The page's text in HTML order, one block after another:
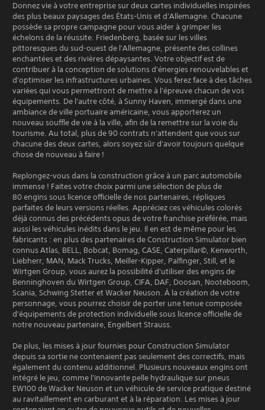
Donnez vie à votre entreprise sur deux cartes individuelles inspirées
des plus beaux paysages des États-Unis et d'Allemagne. Chacune
possède sa propre campagne pour vous aider à grimper les
échelons de la réussite. Friedenberg, basée sur les villes
pittoresques du sud-ouest de l'Allemagne, présente des collines
enchantées et des rivières dépaysantes. Votre objectif est de
contribuer à la conception de solutions d'énergies renouvelables et
d'optimiser les infrastructures urbaines. Vous ferez face à des tâches
variées qui vous permettront de mettre à l'épreuve chacun de vos
équipements. De l'autre côté, à Sunny Haven, immergé dans une
ambiance de ville portuaire américaine, vous apporterez un
nouveau souffle de vie à la ville, afin de la remettre sur la voie du
tourisme. Au total, plus de 90 contrats n'attendent que vous sur
chacune des deux cartes, alors soyez sûr d'avoir toujours quelque
chose de nouveau à faire !
Replongez-vous dans la construction grâce à un parc automobile
immense ! Faites votre choix parmi une sélection de plus de
80 engins sous licence officielle de nos partenaires, répliques
parfaites de leurs versions réelles. Appréciez ces véhicules colorés
déjà connus des précédents opus de votre franchise préférée, mais
aussi les véhicules inédits dans le jeu. Il en est de même pour les
fabricants : en plus des partenaires de Construction Simulator bien
connus Atlas, BELL, Bobcat, Bomag, CASE, Caterpillar©, Kenworth,
Liebherr, MAN, Mack Trucks, Meiller-Kipper, Palfinger, Still, et le
Wirtgen Group, vous aurez la possibilité d'utiliser des engins de
Benninghoven du Wirtgen Group, CIFA, DAF, Doosan, Nooteboom,
Scania, Schwing Stetter et Wacker Neuson. À la création de votre
personnage, vous pourrez choisir de porter une tenue composée
d'équipements de protection individuelle sous licence officielle de
notre nouveau partenaire, Engelbert Strauss.
De plus, les mises à jour fournies pour Construction Simulator
depuis sa sortie ne contenaient pas seulement des correctifs, mais
également du contenu additionnel. Plusieurs nouveaux engins ont
intégré le jeu, comme l'innovante pelle hydraulique sur pneus
EW100 de Wacker Neuson et un véhicule de service pratique destiné
au ravitaillement en carburant et à la réparation. Les mises à jour